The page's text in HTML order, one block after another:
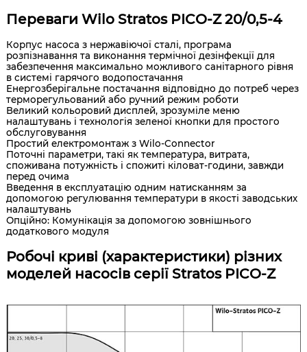
Переваги Wilo Stratos PICO-Z 20/0,5-4
Корпус насоса з нержавіючої сталі, програма
розпізнавання та виконання термічної дезінфекції для
забезпечення максимально можливого санітарного рівня
в системі гарячого водопостачання
Енергозберігальне постачання відповідно до потреб через
терморегульований або ручний режим роботи
Великий кольоровий дисплей, зрозуміле меню
налаштувань і технологія зеленої кнопки для простого
обслуговування
Простий електромонтаж з Wilo-Connector
Поточні параметри, такі як температура, витрата,
споживана потужність і спожиті кіловат-години, завжди
перед очима
Введення в експлуатацію одним натисканням за
допомогою регулювання температури в якості заводських
налаштувань
Опційно: Комунікація за допомогою зовнішнього
додаткового модуля
Робочі криві (характеристики) різних
моделей насосів серії Stratos PICO-Z